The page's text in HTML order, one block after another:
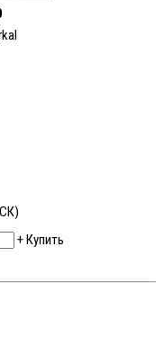
+Купить